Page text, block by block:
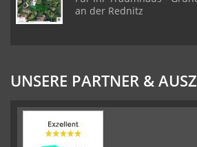
an der Rednitz
UNSERE PARTNER &